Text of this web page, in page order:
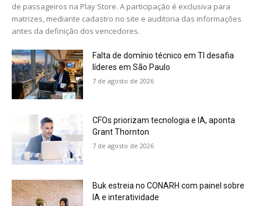
de passageiros na Play Store. A participação é exclusiva para
matrizes, mediante cadastro no site e auditoria das informações
antes da definição dos vencedores.
Falta de domínio técnico em TI desafia
líderes em São Paulo
7 de agosto de 2026
CFOs priorizam tecnologia e IA, aponta
Grant Thornton
7 de agosto de 2026
Buk estreia no CONARH com painel sobre
IA e interatividade